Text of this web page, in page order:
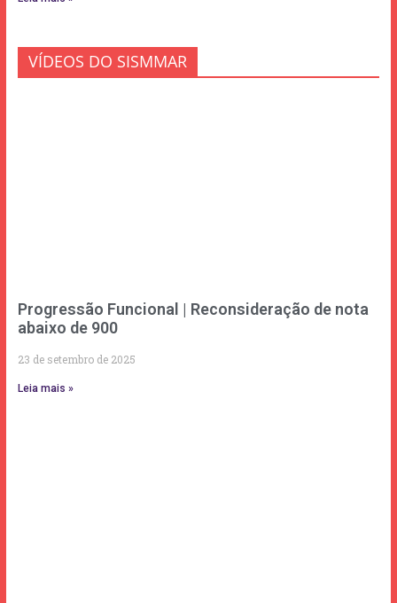
VÍDEOS DO SISMMAR
Progressão Funcional | Reconsideração de nota
abaixo de 900
23 de setembro de 2025
Leia mais »